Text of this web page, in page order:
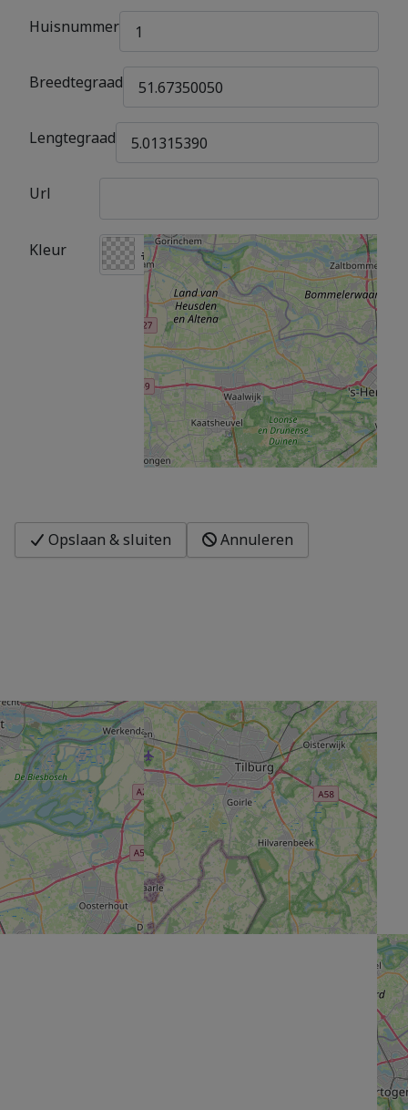
Huisnummer
Breedtegraad
Lengtegraad
Url
Kleur
Opslaan & sluiten Annuleren